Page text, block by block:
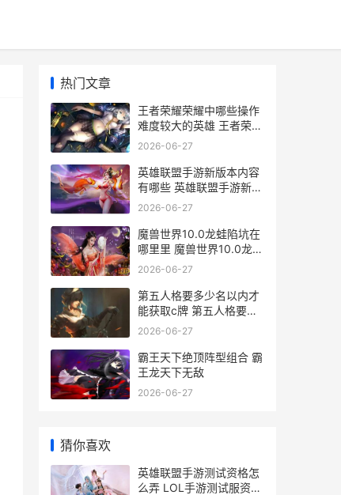
热门文章
王者荣耀荣耀中哪些操作
难度较大的英雄 王者荣耀
荣耀中国节联动宣传图官
2026-06-27
英雄联盟手游新版本内容
有哪些 英雄联盟手游新版
本内容介绍
2026-06-27
魔兽世界10.0龙蛙陷坑在
哪里里 魔兽世界10.0龙洞
发生器三角测量坐标在哪
2026-06-27
第五人格要多少名以内才
能获取c牌 第五人格要多
少内存才能玩
2026-06-27
霸王天下绝顶阵型组合 霸
王龙天下无敌
2026-06-27
猜你喜欢
英雄联盟手游测试资格怎
么弄 LOL手游测试服资格